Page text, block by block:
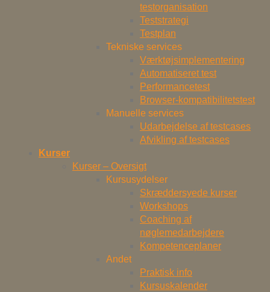
testorganisation
Teststrategi
Testplan
Tekniske services
Værktøjsimplementering
Automatiseret test
Performancetest
Browser-kompatibilitetstest
Manuelle services
Udarbejdelse af testcases
Afvikling af testcases
Kurser
Kurser – Oversigt
Kursusydelser
Skræddersyede kurser
Workshops
Coaching af
nøglemedarbejdere
Kompetenceplaner
Andet
Praktisk info
Kursuskalender